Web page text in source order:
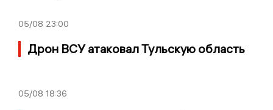
05/08 23:00
Дрон ВСУ атаковал Тульскую область
05/08 18:36